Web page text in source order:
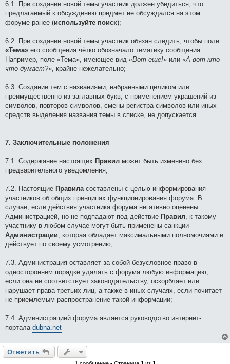
6.1. При создании новой темы участник должен убедиться, что
предлагаемый к обсуждению предмет не обсуждался на этом
форуме ранее (используйте поиск);
6.2. При создании новой темы участник обязан следить, чтобы поле
«Тема» его сообщения чётко обозначало тематику сообщения.
Например, поле «Тема», имеющее вид «Вот еще!» или «А вот кто
что думает?» , крайне нежелательно;
6.3. Создание тем с названиями, набранными целиком или
преимущественно из заглавных букв, с применением украшений из
символов, повторов символов, смены регистра символов или иных
средств выделения названия темы в списке, не допускается.
7. Заключительные положения
7.1. Содержание настоящих Правил может быть изменено без
предварительного уведомления;
7.2. Настоящие Правила составлены с целью информирования
участников об общих принципах функционирования форума. В
случае, если действия участника форума негативно оценены
Администрацией, но не подпадают под действие Правил , к такому
участнику в любом случае могут быть применены санкции
Администрации , которая обладает максимальными полномочиями и
действует по своему усмотрению;
7.3. Администрация оставляет за собой безусловное право в
одностороннем порядке удалять с форума любую информацию,
если она не соответствует законодательству, оскорбляет или
нарушает права третьих лиц, а также в иных случаях, если почитает
не приемлемым распространение такой информации;
7.4. Администрацией форума является руководство интернет-
портала dubna.net
Ответить